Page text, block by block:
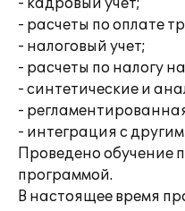
- кадровый учет;
- расчеты по оплате
- налоговый учет;
- расчеты по налогу
- синтетические и
-
- интеграция с
Проведено обучение
программой.
В настоящее время